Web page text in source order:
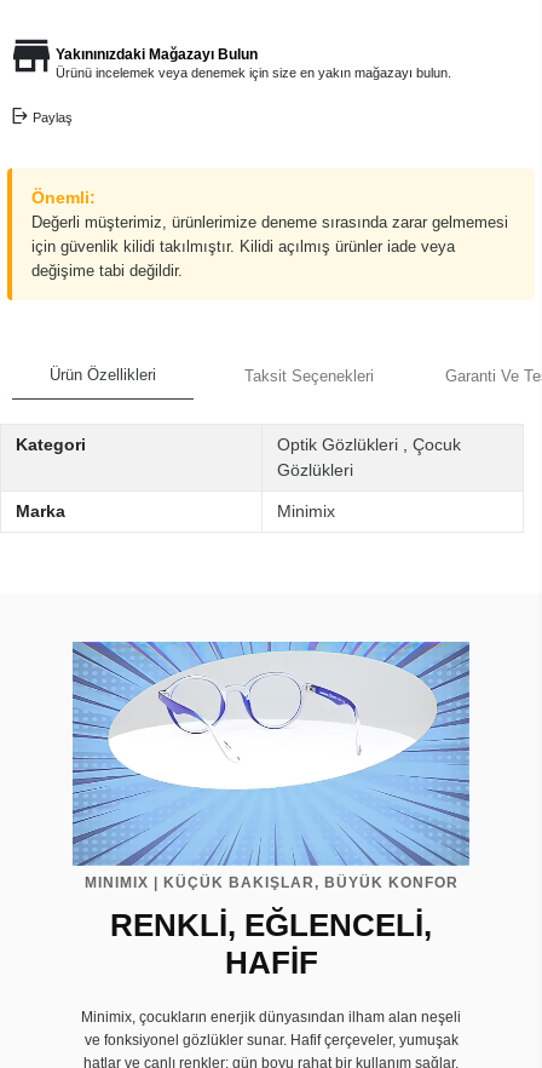
Yakınınızdaki Mağazayı Bulun
Ürünü incelemek veya denemek için size en yakın mağazayı bulun.
Paylaş
Önemli:
Değerli müşterimiz, ürünlerimize deneme sırasında zarar gelmemesi
için güvenlik kilidi takılmıştır. Kilidi açılmış ürünler iade veya
değişime tabi değildir.
Ürün Özellikleri Taksit Seçenekleri Garanti Ve
Kategori Optik Gözlükleri
Çocuk
Gözlükleri
Marka Minimix
MINIMIX | KÜÇÜK BAKIŞLAR, BÜYÜK KONFOR
RENKLİ, EĞLENCELİ,
HAFİF
Minimix, çocukların enerjik dünyasından ilham alan neşeli
ve fonksiyonel gözlükler sunar. Hafif çerçeveler, yumuşak
hatlar ve canlı renkler; gün boyu rahat bir kullanım sağlar.